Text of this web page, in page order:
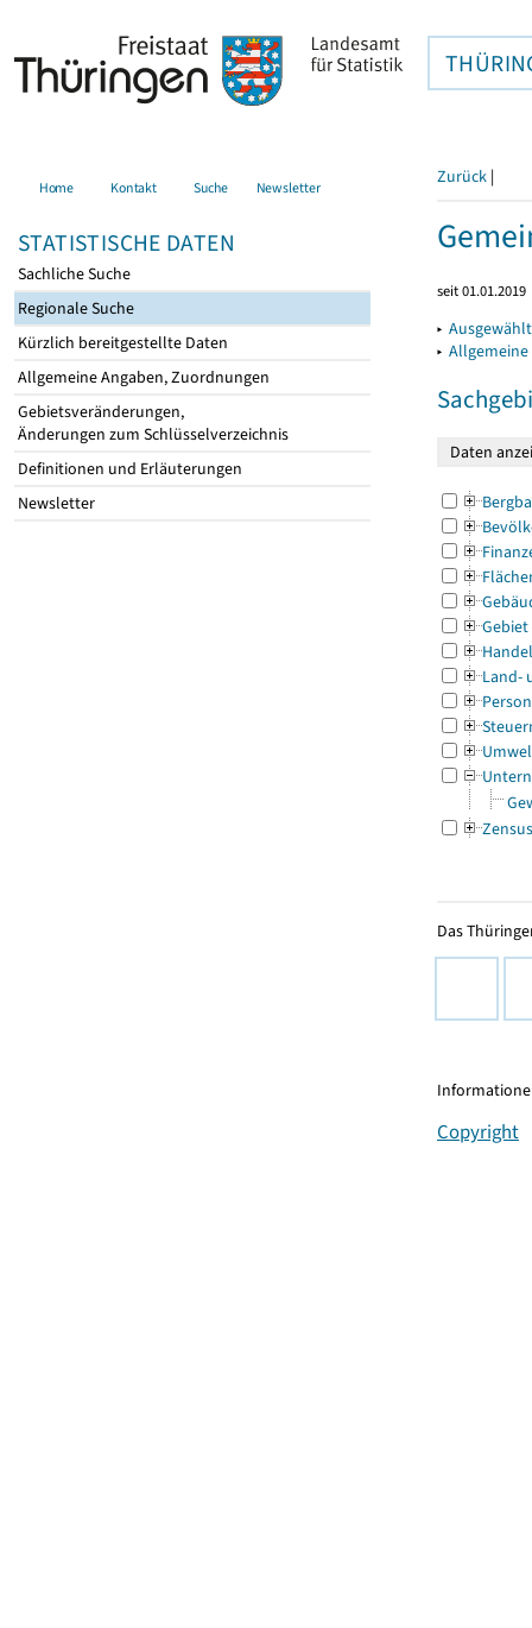
Home Kontakt Suche Newsletter
STATISTISCHE DATEN
Sachliche Suche
Regionale Suche
Kürzlich bereitgestellte Daten
Allgemeine Angaben, Zuordnungen
Gebietsveränderungen,
Änderungen zum Schlüsselverzeichnis
Definitionen und Erläuterungen
Newsletter
Zurück |
seit 01.01.2019
▸
▸
Gebiet
Land-
Zensus
Das
Copyright